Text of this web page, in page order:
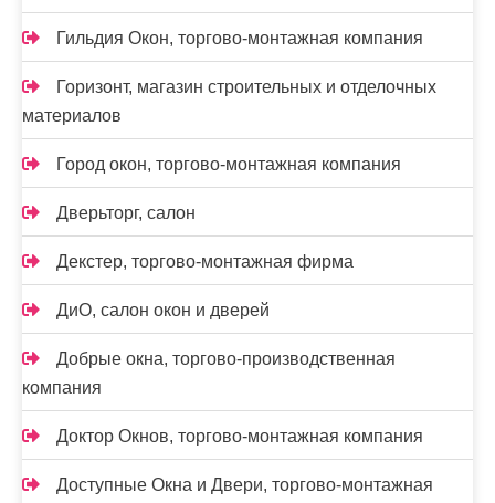
Гильдия Окон, торгово-монтажная компания
Горизонт, магазин строительных и отделочных
материалов
Город окон, торгово-монтажная компания
Дверьторг, салон
Декстер, торгово-монтажная фирма
ДиО, салон окон и дверей
Добрые окна, торгово-производственная
компания
Доктор Окнов, торгово-монтажная компания
Доступные Окна и Двери, торгово-монтажная